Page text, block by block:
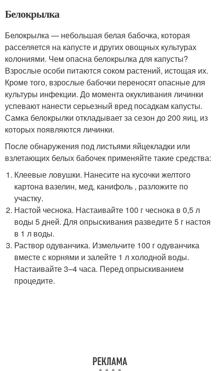
Белокрылка
Белокрылка — небольшая белая бабочка, которая
расселяется на капусте и других овощных культурах
колониями. Чем опасна белокрылка для капусты?
Взрослые особи питаются соком растений, истощая их.
Кроме того, взрослые бабочки переносят опасные для
культуры инфекции. До момента окукливания личинки
успевают нанести серьезный вред посадкам капусты.
Самка белокрылки откладывает за сезон до 200 яиц, из
которых появляются личинки.
После обнаружения под листьями яйцекладки или
взлетающих белых бабочек применяйте такие средства:
Клеевые ловушки. Нанесите на кусочки желтого
картона вазелин, мед, канифоль , разложите по
участку.
Настой чеснока. Настаивайте 100 г чеснока в 0,5 л
воды 5 дней. Для опрыскивания разведите 5 г настоя
в 1 л воды.
Раствор одуванчика. Измельчите 100 г одуванчика
вместе с корнями и залейте 1 л холодной воды.
Настаивайте 3–4 часа. Перед опрыскиванием
процедите.